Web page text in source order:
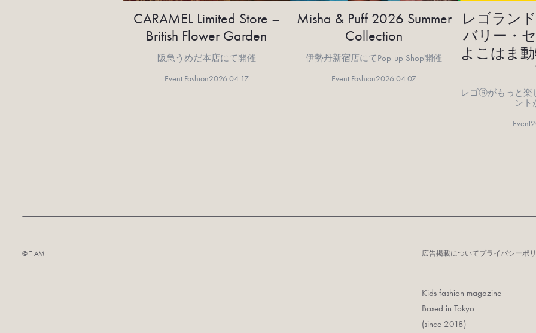
CARAMEL Limited Store –
British Flower Garden
阪急うめだ本店にて開催
Event Fashion2026.04.17
Misha & Puff 2026 Summer
Collection
伊勢丹新宿店にてPop-up Shop開催
Event Fashion2026.04.07
レゴラン
バリー・
よこはま
レゴⓇがもっと楽
ント
Event
©︎ TIAM 広告掲載についてプライバシーポ
Kids fashion magazine
Based in Tokyo
(since 2018)